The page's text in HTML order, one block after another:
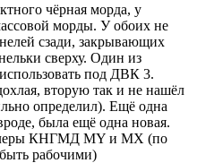
чёрная морда, у
морды. У обоих не
сзади, закрывающих
сверху. Один из
под ДВК 3.
вторую так и не нашёл
определил). Ещё одна
была ещё одна новая.
КНГМД MY и MX (по
рабочими)